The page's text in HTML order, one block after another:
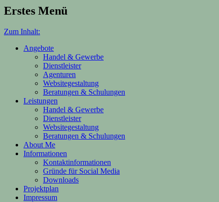
Erstes Menü
Zum Inhalt:
Angebote
Handel & Gewerbe
Dienstleister
Agenturen
Websitegestaltung
Beratungen & Schulungen
Leistungen
Handel & Gewerbe
Dienstleister
Websitegestaltung
Beratungen & Schulungen
About Me
Informationen
Kontaktinformationen
Gründe für Social Media
Downloads
Projektplan
Impressum